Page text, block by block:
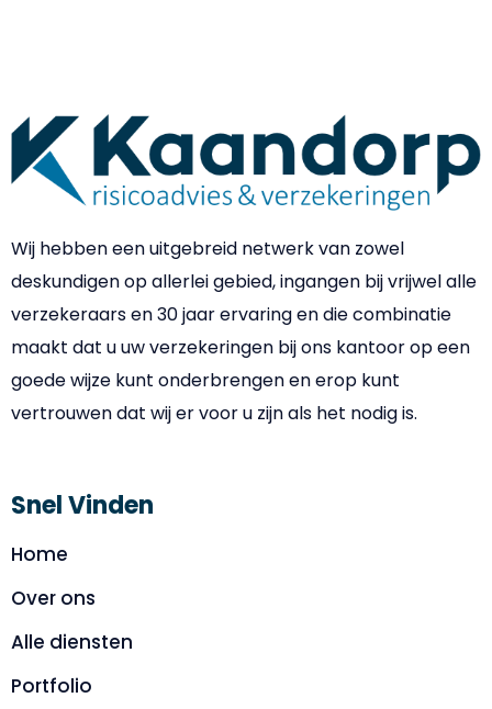
Wij hebben een uitgebreid netwerk van zowel
deskundigen op allerlei gebied, ingangen bij vrijwel alle
verzekeraars en 30 jaar ervaring en die combinatie
maakt dat u uw verzekeringen bij ons kantoor op een
goede wijze kunt onderbrengen en erop kunt
vertrouwen dat wij er voor u zijn als het nodig is.
Snel Vinden
Home
Over ons
Alle diensten
Portfolio